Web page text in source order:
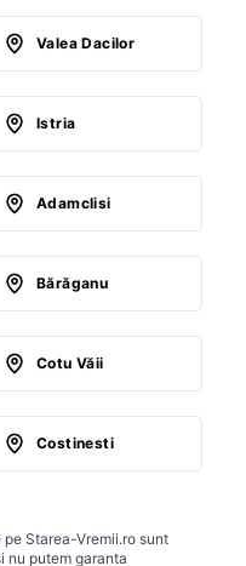
Valea Dacilor
Istria
Adamclisi
Bărăganu
Cotu Văii
Costinesti
Starea-Vremii.ro sunt
nu putem garanta